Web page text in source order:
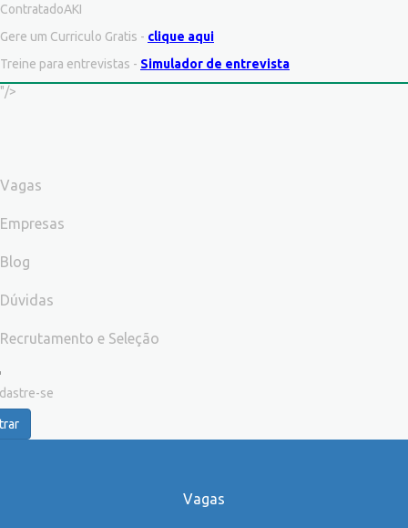
ContratadoAKI
Gere um Curriculo Gratis - clique aqui
Treine para entrevistas - Simulador de entrevista
"/>
Vagas
Empresas
Blog
Dúvidas
Recrutamento e Seleção
se
Vagas